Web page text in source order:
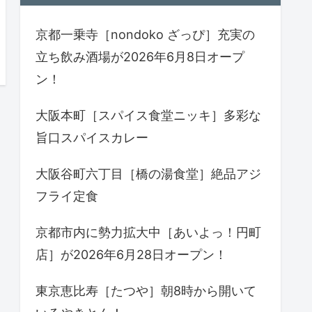
京都一乗寺［nondoko ざっぴ］充実の
立ち飲み酒場が2026年6月8日オープ
ン！
大阪本町［スパイス食堂ニッキ］多彩な
旨口スパイスカレー
大阪谷町六丁目［橋の湯食堂］絶品アジ
フライ定食
京都市内に勢力拡大中［あいよっ！円町
店］が2026年6月28日オープン！
東京恵比寿［たつや］朝8時から開いて